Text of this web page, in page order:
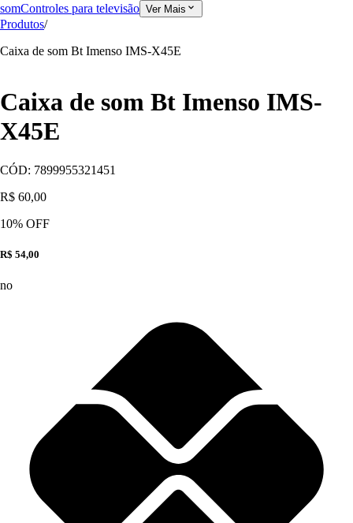
somControles para televisão Ver Mais
Produtos/
Caixa de som Bt Imenso IMS-X45E
Caixa de som Bt Imenso IMS-
X45E
CÓD: 7899955321451
R$ 60,00
10% OFF
R$ 54,00
no